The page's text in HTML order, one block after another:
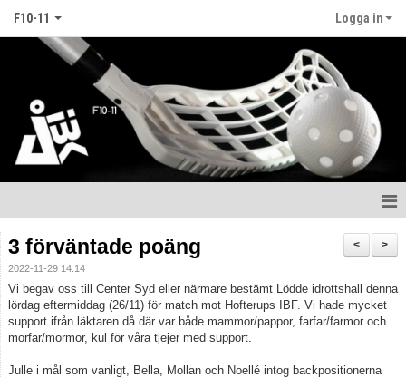
F10-11 Logga in
Nyheter
Kalender
>
<
3 förväntade poäng
2022-11-29 14:14
Vi begav oss till Center Syd eller närmare bestämt Lödde idrottshall denna
lördag eftermiddag (26/11) för match mot Hofterups IBF. Vi hade mycket
support ifrån läktaren då där var både mammor/pappor, farfar/farmor och
morfar/mormor, kul för våra tjejer med support.
Julle i mål som vanligt, Bella, Mollan och Noellé intog backpositionerna